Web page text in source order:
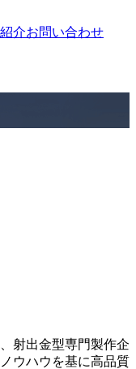
介お問い合わせ
射出金型専門製作企
ウハウを基に高品質